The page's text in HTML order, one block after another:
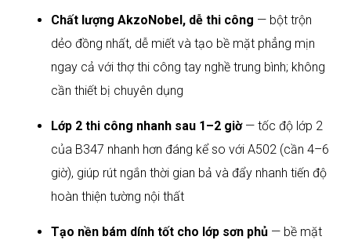
Chất lượng AkzoNobel, dễ thi công — bột trộn
dẻo đồng nhất, dễ miết và tạo bề mặt phẳng mịn
ngay cả với thợ thi công tay nghề trung bình; không
cần thiết bị chuyên dụng
Lớp 2 thi công nhanh sau 1–2 giờ— tốc độ lớp 2
của B347 nhanh hơn đáng kể so với A502 (cần 4–6
giờ), giúp rút ngắn thời gian bả và đẩy nhanh tiến độ
hoàn thiện tường nội thất
Tạo nền bám dính tốt cho lớp sơn phủ — bề mặt